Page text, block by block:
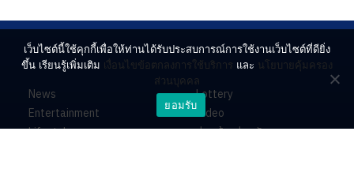
News
Entertainment
Lifestyle
Lottery
Video
ร่วมด้วยช่วยกัน
เว็บไซต์นี้ใช้คุกกี้เพื่อให้ท่านได้รับประสบการณ์การใช้งานเว็บไซต์ที่ดียิ่ง
ขึ้น เรียนรู้เพิ่มเติม เงื่อนไขข้อตกลงการใช้บริการ และ นโยบายคุ้มครอง
ส่วนบุคคล
ยอมรับ